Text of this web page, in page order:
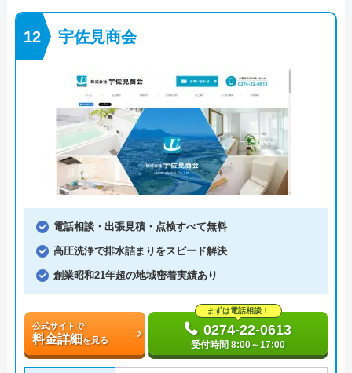
宇佐見商会
電話相談・出張見積・点検すべて無料
高圧洗浄で排水詰まりをスピード解決
創業昭和21年超の地域密着実績あり
公式サイトで
料金詳細を見る
まずは電話相談！
0274-22-0613
受付時間 8:00～17:00